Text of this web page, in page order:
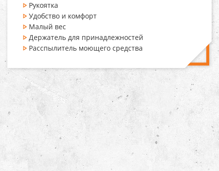
Рукоятка
Удобство и комфорт
Малый вес
Держатель для принадлежностей
Расспылитель моющего средства